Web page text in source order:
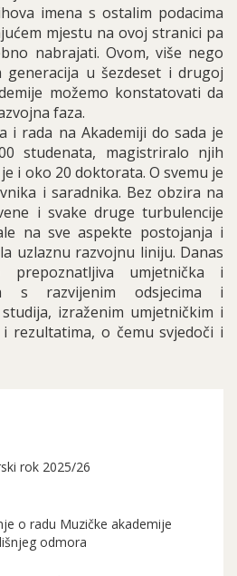
imena s ostalim podacima
mjestu na ovoj stranici pa
nabrajati. Ovom, više nego
generacija u šezdeset i drugoj
možemo konstatovati da
faza.
i rada na Akademiji do sada je
studenata, magistriralo njih
i oko 20 doktorata. O svemu je
i saradnika. Bez obzira na
i svake druge turbulencije
na sve aspekte postojanja i
uzlaznu razvojnu liniju. Danas
umjetnička i
s razvijenim odsjecima i
izraženim umjetničkim i
rezultatima, o čemu svjedoči i
rok 2025/26
o radu Muzičke akademije
odmora